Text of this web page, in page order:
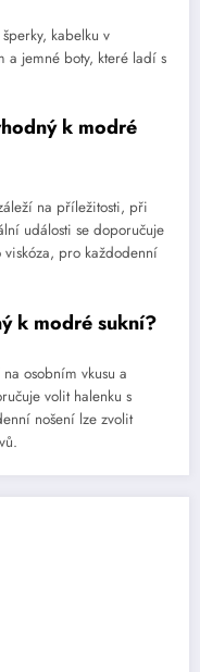
kabelku v
a jemné boty, které ladí s
k modré
na příležitosti, při
události se doporučuje
pro každodenní
k modré sukní?
osobním vkusu a
volit halenku s
nošení lze zvolit